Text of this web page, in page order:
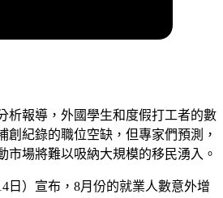
析報導，外國學生和度假打工者的數
創紀錄的職位空缺，但專家們預測，
市場將難以吸納大規模的移民湧入。
日）宣布，8月份的就業人數意外增